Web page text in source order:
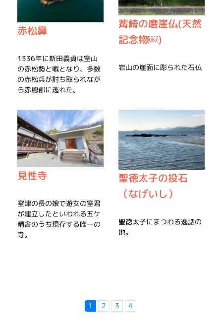
赤松鼻
1336年に新田義貞は室山
の赤松勢と戦となり、多数
の赤松兵が討ち取られなが
ら赤穂郡に逃れた。
觜崎の磨崖仏(天然
記念物￼)
岩山の崖面に彫られた石仏
見性寺
室津の長の娘で遊女の室君
が建立したといわれる五ケ
精舎のうち現存する唯一の
寺。
聖徳太子の投石
（なげいし）
聖徳太子にまつわる逸話の
地。
1 2 3 4